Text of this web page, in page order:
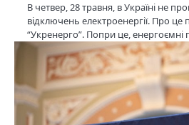
В четвер, 28 травня, в Україні не
відключень електроенергії. Про це
“Укренерго”. Попри це,